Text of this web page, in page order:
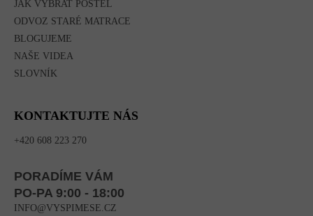
JAK VYBRAT POSTEL
ODVOZ STARÉ MATRACE
BLOGUJEME
NAŠE VIDEA
SLOVNÍK
KONTAKTUJTE NÁS
+420 608 223 270
PORADÍME VÁM
PO-PA 9:00 - 18:00
INFO@VYSPIMESE.CZ